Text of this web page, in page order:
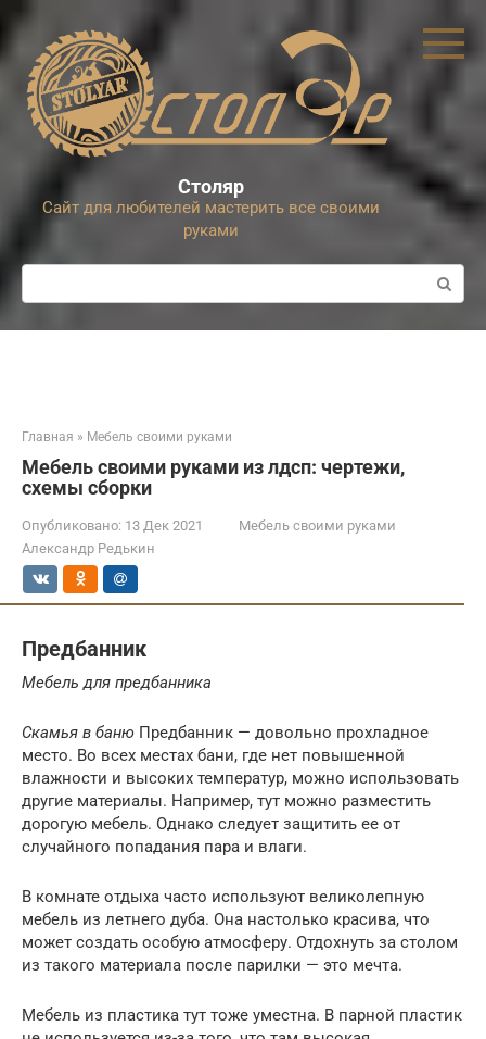
контенту
Столяр
Сайт для любителей мастерить все своими
руками
Главная » Мебель своими руками
Мебель своими руками из лдсп: чертежи,
схемы сборки
Опубликовано: 13 Дек 2021
Мебель своими руками
Александр Редькин
Предбанник
Мебель для предбанника
Скамья в баню Предбанник — довольно прохладное
место. Во всех местах бани, где нет повышенной
влажности и высоких температур, можно использовать
другие материалы. Например, тут можно разместить
дорогую мебель. Однако следует защитить ее от
случайного попадания пара и влаги.
В комнате отдыха часто используют великолепную
мебель из летнего дуба. Она настолько красива, что
может создать особую атмосферу. Отдохнуть за столом
из такого материала после парилки — это мечта.
Мебель из пластика тут тоже уместна. В парной пластик